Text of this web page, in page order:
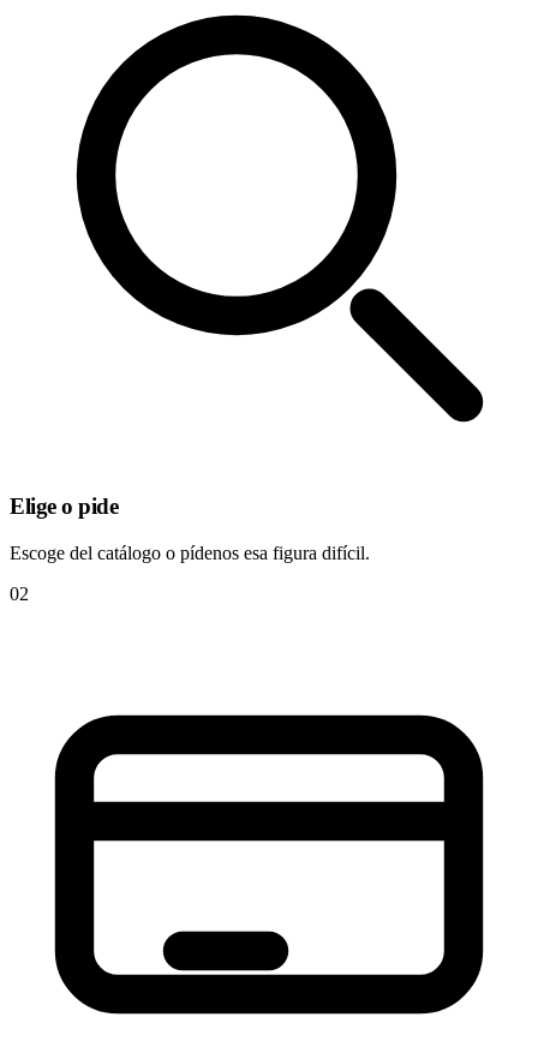
Elige o pide
Escoge del catálogo o pídenos esa figura difícil.
02